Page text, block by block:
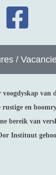
/
van
rustige en
bereik van
Instituut